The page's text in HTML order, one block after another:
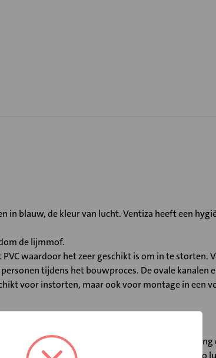
in blauw, de kleur van lucht. Ventiza heeft een
de lijmmof.
waardoor het zeer geschikt is om in te
tijdens het bouwproces. De ovale
voor instorten, maar ook voor montage in een
lage inbouwhoogte van betonnen vloeren.
De lage wandruwheid leidt tot minder
conform NEN-EN 17192:2019, ATC1 is drie keer zo